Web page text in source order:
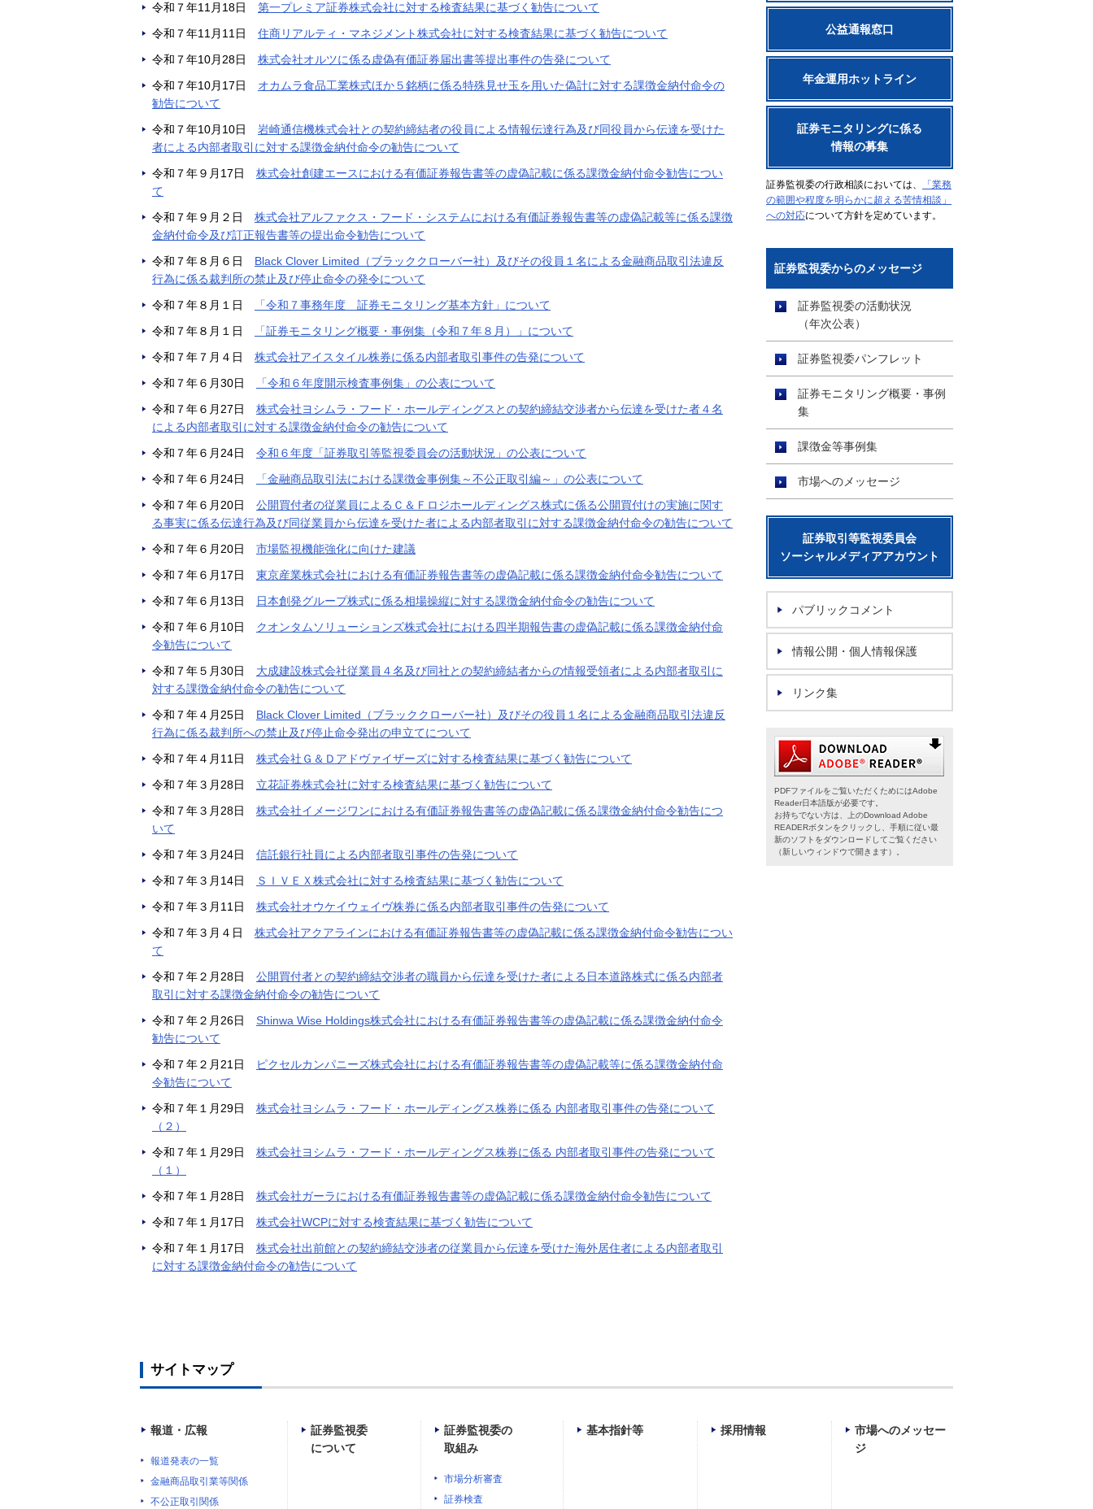
令和７年11月18日 第一プレミア証券株式会社に対する検査結果に基づく勧告について
令和７年11月11日 住商リアルティ・マネジメント株式会社に対する検査結果に基づく勧告について
令和７年10月28日 株式会社オルツに係る虚偽有価証券届出書等提出事件の告発について
令和７年10月17日 オカムラ食品工業株式ほか５銘柄に係る特殊見せ玉を用いた偽計に対する課徴金納付命令の
勧告について
令和７年10月10日 岩崎通信機株式会社との契約締結者の役員による情報伝達行為及び同役員から伝達を受けた
者による内部者取引に対する課徴金納付命令の勧告について
令和７年９月17日 株式会社創建エースにおける有価証券報告書等の虚偽記載に係る課徴金納付命令勧告につい
て
令和７年９月２日 株式会社アルファクス・フード・システムにおける有価証券報告書等の虚偽記載等に係る課徴
金納付命令及び訂正報告書等の提出命令勧告について
令和７年８月６日 Black Clover Limited（ブラッククローバー社）及びその役員１名による金融商品取引法違反
行為に係る裁判所の禁止及び停止命令の発令について
令和７年８月１日
「令和７事務年度 証券モニタリング基本方針」について
令和７年８月１日
「証券モニタリング概要・事例集（令和７年８月）」について
令和７年７月４日 株式会社アイスタイル株券に係る内部者取引事件の告発について
令和７年６月30日
「令和６年度開示検査事例集」の公表について
令和７年６月27日 株式会社ヨシムラ・フード・ホールディングスとの契約締結交渉者から伝達を受けた者４名
による内部者取引に対する課徴金納付命令の勧告について
令和７年６月24日 令和６年度「証券取引等監視委員会の活動状況」の公表について
令和７年６月24日
「金融商品取引法における課徴金事例集～不公正取引編～」の公表について
令和７年６月20日 公開買付者の従業員によるＣ＆Ｆロジホールディングス株式に係る公開買付けの実施に関す
る事実に係る伝達行為及び同従業員から伝達を受けた者による内部者取引に対する課徴金納付命令の勧告について
令和７年６月20日 市場監視機能強化に向けた建議
令和７年６月17日 東京産業株式会社における有価証券報告書等の虚偽記載に係る課徴金納付命令勧告について
令和７年６月13日
日本創発グループ株式に係る相場操縦に対する課徴金納付命令の勧告について
令和７年６月10日 クオンタムソリューションズ株式会社における四半期報告書の虚偽記載に係る課徴金納付命
令勧告について
令和７年５月30日 大成建設株式会社従業員４名及び同社との契約締結者からの情報受領者による内部者取引に
対する課徴金納付命令の勧告について
令和７年４月25日 Black Clover Limited（ブラッククローバー社）及びその役員１名による金融商品取引法違反
行為に係る裁判所への禁止及び停止命令発出の申立てについて
令和７年４月11日 株式会社Ｇ＆Ｄアドヴァイザーズに対する検査結果に基づく勧告について
令和７年３月28日 立花証券株式会社に対する検査結果に基づく勧告について
令和７年３月28日 株式会社イメージワンにおける有価証券報告書等の虚偽記載に係る課徴金納付命令勧告につ
いて
令和７年３月24日 信託銀行社員による内部者取引事件の告発について
令和７年３月14日
ＳＩＶＥＸ株式会社に対する検査結果に基づく勧告について
令和７年３月11日 株式会社オウケイウェイヴ株券に係る内部者取引事件の告発について
令和７年３月４日 株式会社アクアラインにおける有価証券報告書等の虚偽記載に係る課徴金納付命令勧告につい
て
令和７年２月28日 公開買付者との契約締結交渉者の職員から伝達を受けた者による日本道路株式に係る内部者
取引に対する課徴金納付命令の勧告について
令和７年２月26日 Shinwa Wise Holdings株式会社における有価証券報告書等の虚偽記載に係る課徴金納付命令
勧告について
令和７年２月21日
ピクセルカンパニーズ株式会社における有価証券報告書等の虚偽記載等に係る課徴金納付命
令勧告について
令和７年１月29日 株式会社ヨシムラ・フード・ホールディングス株券に係る 内部者取引事件の告発について
（２）
令和７年１月29日 株式会社ヨシムラ・フード・ホールディングス株券に係る 内部者取引事件の告発について
（１）
令和７年１月28日 株式会社ガーラにおける有価証券報告書等の虚偽記載に係る課徴金納付命令勧告について
令和７年１月17日 株式会社WCPに対する検査結果に基づく勧告について
令和７年１月17日 株式会社出前館との契約締結交渉者の従業員から伝達を受けた海外居住者による内部者取引
に対する課徴金納付命令の勧告について
公益通報窓口
年金運用ホットライン
証券モニタリングに係る
情報の募集
証券監視委の行政相談においては、
「業務
の範囲や程度を明らかに超える苦情相談」
への対応について方針を定めています。
証券監視委からのメッセージ
証券監視委の活動状況
（年次公表）
証券監視委パンフレット
証券モニタリング概要・事例
集
課徴金等事例集
市場へのメッセージ
証券取引等監視委員会
ソーシャルメディアアカウント
パブリックコメント
情報公開・個人情報保護
リンク集
PDFファイルをご覧いただくためにはAdobe
Reader日本語版が必要です。
お持ちでない方は、上のDownload Adobe
READERボタンをクリックし、手順に従い最
新のソフトをダウンロードしてご覧ください
（新しいウィンドウで開きます）。
サイトマップ
報道・広報
報道発表の一覧
金融商品取引業等関係
不公正取引関係
証券監視委
について
証券監視委の
取組み
市場分析審査
証券検査
基本指針等 採用情報
市場へのメッセー
ジ